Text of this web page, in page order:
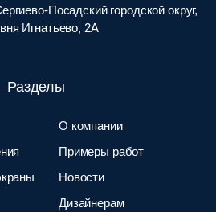
Разделы
О компании
Примеры работ
Новости
Дизайнерам
Посадский городской округ,
Игнатьево, 2А